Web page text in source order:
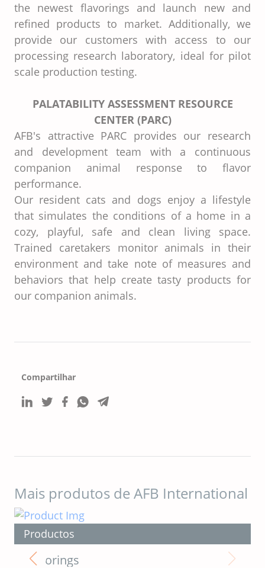
the newest flavorings and launch new and
refined products to market. Additionally, we
provide our customers with access to our
processing research laboratory, ideal for pilot
scale production testing.
PALATABILITY ASSESSMENT RESOURCE
CENTER (PARC)
AFB's attractive PARC provides our research
and development team with a continuous
companion animal response to flavor
performance.
Our resident cats and dogs enjoy a lifestyle
that simulates the conditions of a home in a
cozy, playful, safe and clean living space.
Trained caretakers monitor animals in their
environment and take note of measures and
behaviors that help create tasty products for
our companion animals.
Compartilhar
Mais produtos de AFB International
Productos
Flavorings